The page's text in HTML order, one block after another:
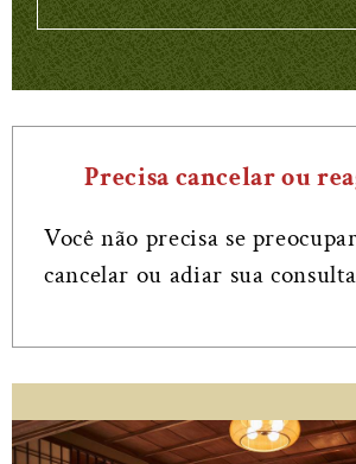
Precisa cancelar ou
Você não precisa se
cancelar ou adiar sua